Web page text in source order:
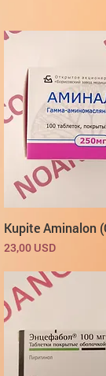
Kupite Aminalon
Cijena
23,00 USD